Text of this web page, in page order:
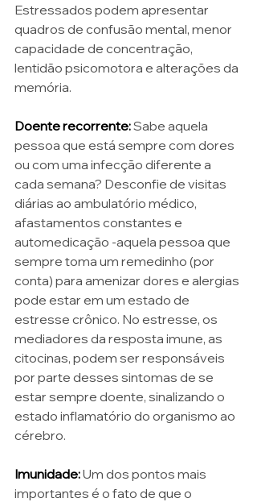
Estressados podem apresentar
quadros de confusão mental, menor
capacidade de concentração,
lentidão psicomotora e alterações da
memória.
Doente recorrente:Sabe aquela
pessoa que está sempre com dores
ou com uma infecção diferente a
cada semana? Desconfie de visitas
diárias ao ambulatório médico,
afastamentos constantes e
automedicação -aquela pessoa que
sempre toma um remedinho (por
conta) para amenizar dores e alergias
pode estar em um estado de
estresse crônico. No estresse, os
mediadores da resposta imune, as
citocinas, podem ser responsáveis
por parte desses sintomas de se
estar sempre doente, sinalizando o
estado inflamatório do organismo ao
cérebro.
Imunidade:Um dos pontos mais
importantes é o fato de que o